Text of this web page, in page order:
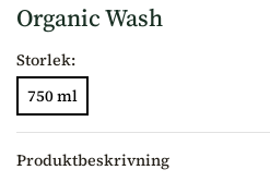
Organic Wash
Storlek:
750 ml
Produktbeskrivning